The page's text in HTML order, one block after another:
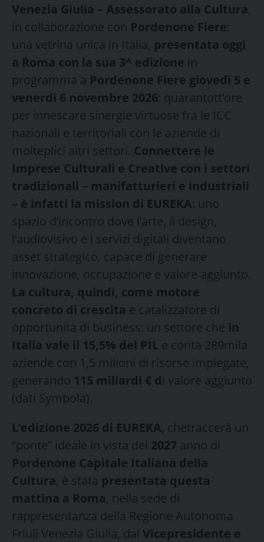
Venezia Giulia – Assessorato alla Cultura,
in collaborazione con Pordenone Fiere:
una vetrina unica in Italia, presentata oggi
a Roma con la sua 3^ edizione in
programma a Pordenone Fiere giovedì 5 e
venerdì 6 novembre 2026: quarantott’ore
per innescare sinergie virtuose fra le ICC
nazionali e territoriali con le aziende di
molteplici altri settori. Connettere le
Imprese Culturali e Creative con i settori
tradizionali – manifatturieri e industriali
– è infatti la mission di EUREKA: uno
spazio d’incontro dove l’arte, il design,
l’audiovisivo e i servizi digitali diventano
asset strategico, capace di generare
innovazione, occupazione e valore aggiunto.
La cultura, quindi, come motore
concreto di crescita e catalizzatore di
opportunità di business: un settore che in
Italia vale il 15,5% del PIL e conta 289mila
aziende con 1,5 milioni di risorse impiegate,
generando 115 miliardi € di valore aggiunto
(dati Symbola).
L’edizione 2026 di EUREKA, chetraccerà un
“ponte” ideale in vista del 2027 anno di
Pordenone Capitale Italiana della
Cultura, è stata presentata questa
mattina a Roma, nella sede di
rappresentanza della Regione Autonoma
Friuli Venezia Giulia, dal Vicepresidente e